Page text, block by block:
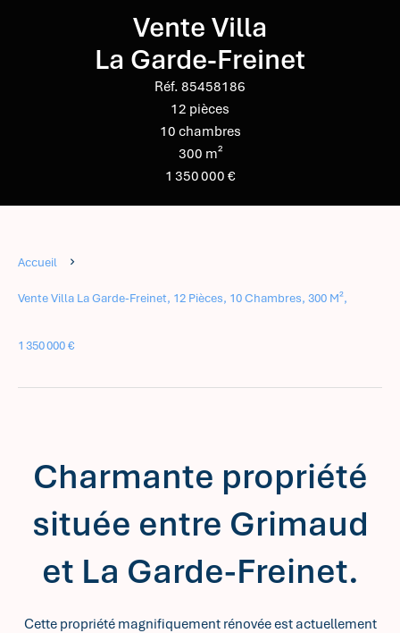
Vente Villa
La Garde-Freinet
Réf. 85458186
12 pièces
10 chambres
300 m²
1 350 000 €
Accueil
Vente Villa La Garde-Freinet, 12 Pièces, 10 Chambres, 300 M²,
1 350 000 €
Charmante propriété
située entre Grimaud
et La Garde-Freinet.
Cette propriété magnifiquement rénovée est actuellement